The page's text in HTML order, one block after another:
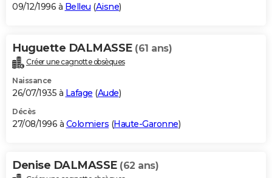
09/12/1996 à Belleu (Aisne)
Huguette DALMASSE (61 ans)
Créer une cagnotte obsèques
Naissance
26/07/1935 à Lafage (Aude)
Décès
27/08/1996 à Colomiers (Haute-Garonne)
Denise DALMASSE (62 ans)